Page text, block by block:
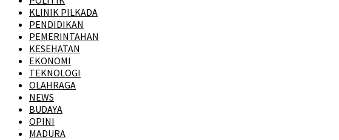
KLINIK PILKADA
PENDIDIKAN
PEMERINTAHAN
KESEHATAN
EKONOMI
TEKNOLOGI
OLAHRAGA
NEWS
BUDAYA
OPINI
MADURA